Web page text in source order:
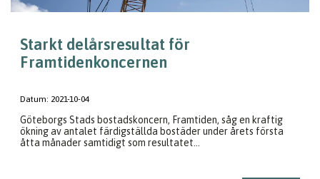
Starkt delårsresultat för
Framtidenkoncernen
Datum: 2021-10-04
Göteborgs Stads bostadskoncern, Framtiden, såg en kraftig
ökning av antalet färdigställda bostäder under årets första
åtta månader samtidigt som resultatet...